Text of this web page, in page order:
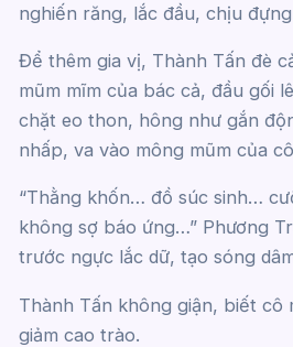
nghiến răng, lắc đầu, chịu
Để thêm gia vị, Thành Tấn đè
mũm mĩm của bác cả, đầu gối
chặt eo thon, hông như gắn
nhấp, va vào mông mũm của
“Thằng khốn… đồ súc sinh…
không sợ báo ứng…” Phương
trước ngực lắc dữ, tạo sóng
Thành Tấn không giận, biết cô
giảm cao trào.